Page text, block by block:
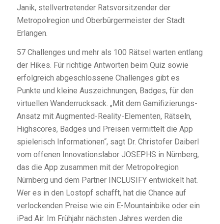
Janik, stellvertretender Ratsvorsitzender der
Metropolregion und Oberbürgermeister der Stadt
Erlangen.
57 Challenges und mehr als 100 Rätsel warten entlang
der Hikes. Für richtige Antworten beim Quiz sowie
erfolgreich abgeschlossene Challenges gibt es
Punkte und kleine Auszeichnungen, Badges, für den
virtuellen Wanderrucksack. „Mit dem Gamifizierungs-
Ansatz mit Augmented-Reality-Elementen, Rätseln,
Highscores, Badges und Preisen vermittelt die App
spielerisch Informationen“, sagt Dr. Christofer Daiberl
vom offenen Innovationslabor JOSEPHS in Nürnberg,
das die App zusammen mit der Metropolregion
Nürnberg und dem Partner INCLUSIFY entwickelt hat.
Wer es in den Lostopf schafft, hat die Chance auf
verlockenden Preise wie ein E-Mountainbike oder ein
iPad Air. Im Frühjahr nächsten Jahres werden die